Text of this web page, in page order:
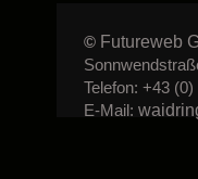
© Futureweb
Telefon: +43
E-Mail: